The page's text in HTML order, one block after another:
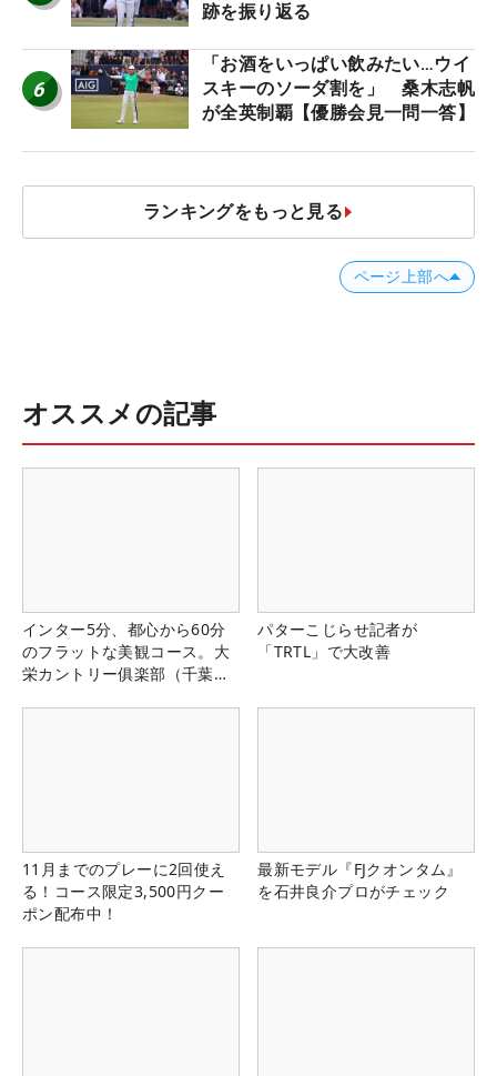
跡を振り返る
6
「お酒をいっぱい飲みたい…ウイ
スキーのソーダ割を」 桑木志帆
が全英制覇【優勝会見一問一答】
ランキングをもっと見る
ページ上部へ
オススメの記事
インター5分、都心から60分
のフラットな美観コース。大
栄カントリー俱楽部（千葉
パターこじらせ記者が
「TRTL」で大改善
11月までのプレーに2回使え
る！コース限定3,500円クー
ポン配布中！
最新モデル『FJクオンタム』
を石井良介プロがチェック